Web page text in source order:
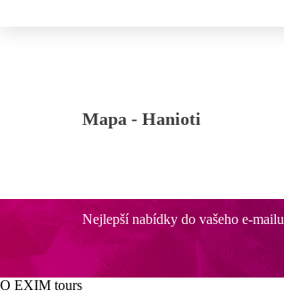
Mapa - Hanioti
Nejlepší nabídky do vašeho e-mailu
O EXIM tours